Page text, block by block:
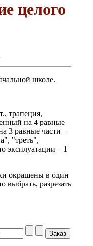
целого
школе.
трапеция,
на 4 равные
3 равные части –
"треть",
эксплуатации – 1
окрашены в один
выбрать, разрезать